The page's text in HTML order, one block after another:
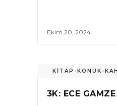
Ekim 20, 2024
KİTAP-KONUK-
3K: ECE GAMZE